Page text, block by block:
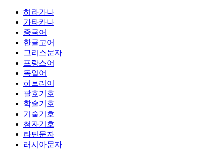
히라가나
가타카나
중국어
한글고어
그리스문자
프랑스어
독일어
히브리어
괄호기호
학술기호
기술기호
첨자기호
라틴문자
러시아문자